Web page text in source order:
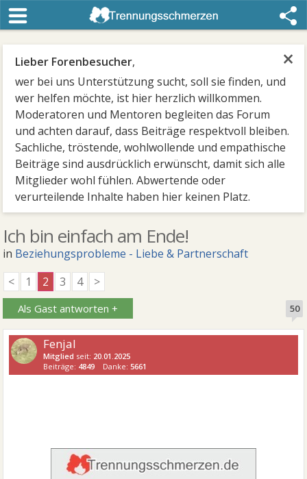
×
Lieber Forenbesucher,
wer bei uns Unterstützung sucht, soll sie finden, und
wer helfen möchte, ist hier herzlich willkommen.
Moderatoren und Mentoren begleiten das Forum
und achten darauf, dass Beiträge respektvoll bleiben.
Sachliche, tröstende, wohlwollende und empathische
Beiträge sind ausdrücklich erwünscht, damit sich alle
Mitglieder wohl fühlen. Abwertende oder
verurteilende Inhalte haben hier keinen Platz.
Ich bin einfach am Ende!
in Beziehungsprobleme - Liebe & Partnerschaft
<
1 2 3 4 >
Als Gast antworten + 50
Fenjal
Mitglied seit: 20.01.2025
Beiträge: 4849 Danke:5661